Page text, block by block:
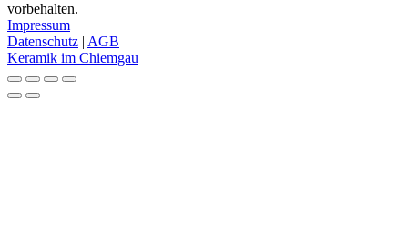
vorbehalten.
Impressum
Datenschutz | AGB
Keramik im Chiemgau